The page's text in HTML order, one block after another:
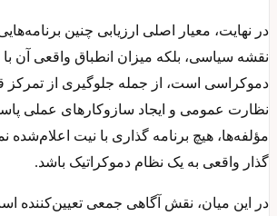
در نهایت، معیار اصلی ارزیابی چنین
نقشه سیاسی، بلکه میزان انطباق واقعی آن با
دموکراسی است، از جمله جلوگیری از تمرکز
نظارت عمومی و ایجاد سازوکارهای عملی
مؤلفه‌ها، هیچ برنامه گذاری با نیت اعلام‌شده
گذار واقعی به یک نظام دموکراتیک باشد.
در این میان، نقش آگاهی جمعی تعیین‌کننده